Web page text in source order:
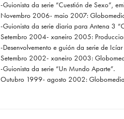
-Guionista da serie “Cuestión de Sexo”,
Novembro 2006- maio 2007:
-Guionista da serie diaria para Antena 3
Setembro 2004- xaneiro 2005:
-Desenvolvemento e guión da serie de
Setembro 2002- xaneiro 2003:
-Guionista da serie “Un Mundo Aparte”.
Outubro 1999- agosto 2002: